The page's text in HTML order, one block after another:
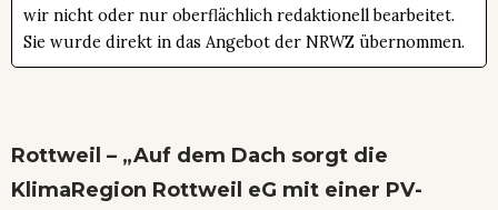
wir nicht oder nur oberflächlich redaktionell bearbeitet.
Sie wurde direkt in das Angebot der NRWZ übernommen.
Rottweil – „Auf dem Dach sorgt die
KlimaRegion Rottweil eG mit einer PV-